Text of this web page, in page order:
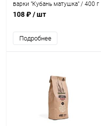
варки "Кубань матушка" / 400 г
108 ₽/ шт
Подробнее